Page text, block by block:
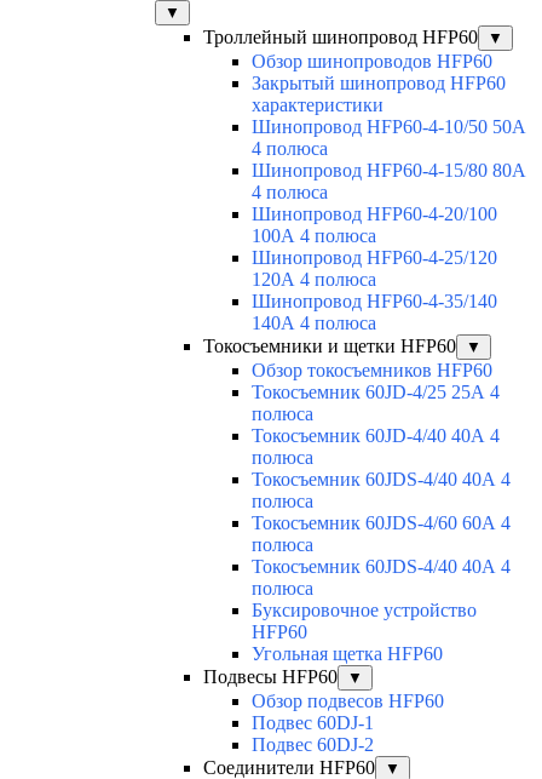
▼
Троллейный шинопровод HFP60 ▼
Обзор шинопроводов HFP60
Закрытый шинопровод HFP60
характеристики
Шинопровод HFP60-4-10/50 50А
4 полюса
Шинопровод HFP60-4-15/80 80А
4 полюса
Шинопровод HFP60-4-20/100
100А 4 полюса
Шинопровод HFP60-4-25/120
120А 4 полюса
Шинопровод HFP60-4-35/140
140А 4 полюса
Токосъемники и щетки HFP60
▼
Обзор токосъемников HFP60
Токосъемник 60JD-4/25 25А 4
полюса
Токосъемник 60JD-4/40 40А 4
полюса
Токосъемник 60JDS-4/40 40А 4
полюса
Токосъемник 60JDS-4/60 60А 4
полюса
Токосъемник 60JDS-4/40 40А 4
полюса
Буксировочное устройство
HFP60
Угольная щетка HFP60
Подвесы HFP60
▼
Обзор подвесов HFP60
Подвес 60DJ-1
Подвес 60DJ-2
Соединители HFP60
▼